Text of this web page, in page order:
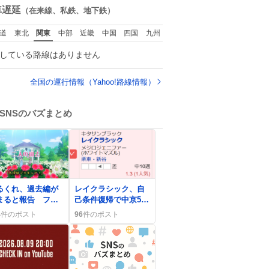
t.co/9nMHIrE
ンの呪いじゃん😭
数
延 （在来線、私鉄、地下鉄）
東北 関東 中部 近畿 中国 四国 九州
ている路線はありません
全国の運行情報（Yahoo!路線情報）
SNSのバズまとめ
くれ、過去編が
ると報告 ファ
「やばい」「期
」の声で沸騰
件のポスト
レイクラシック、自
己条件復帰で中京5R
に期待の声が高ま
る ファン熱狂、勝
利への期待も
96件のポスト